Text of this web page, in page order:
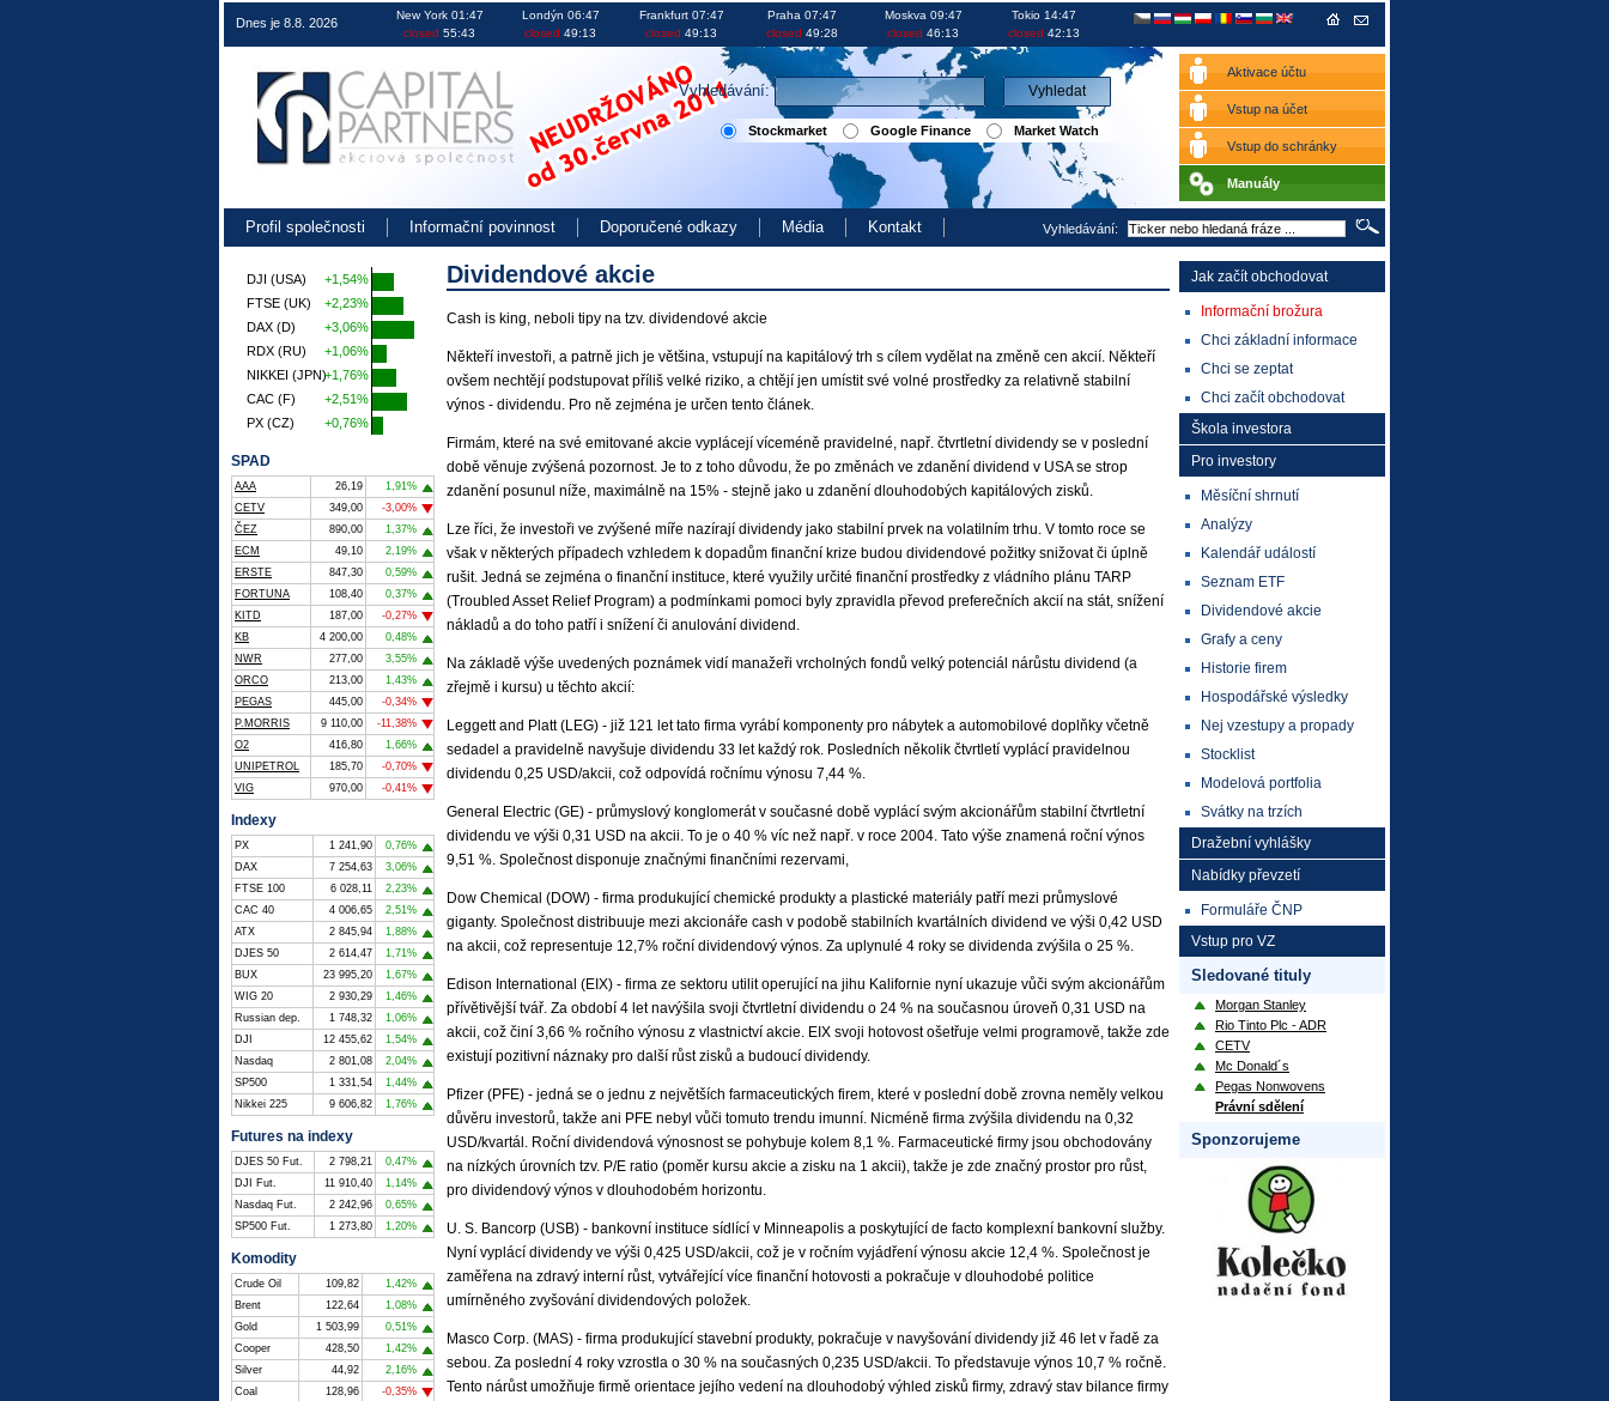
Obchodování na burze v ČR EU i USA investice akcie kurzy
Dividendové akcie
Cash is king, neboli tipy na tzv. dividendové akcie
Někteří investoři, a patrně jich je většina, vstupují na kapitálový trh s cílem vydělat na změně cen akcií. Někteří
ovšem nechtějí podstupovat příliš velké riziko, a chtějí jen umístit své volné prostředky za relativně stabilní
výnos - dividendu. Pro ně zejména je určen tento článek.
Firmám, které na své emitované akcie vyplácejí víceméně pravidelné, např. čtvrtletní dividendy se v poslední
době věnuje zvýšená pozornost. Je to z toho důvodu, že po změnách ve zdanění dividend v USA se strop
zdanění posunul níže, maximálně na 15% - stejně jako u zdanění dlouhodobých kapitálových zisků.
Lze říci, že investoři ve zvýšené míře nazírají dividendy jako stabilní prvek na volatilním trhu. V tomto roce se
však v některých případech vzhledem k dopadům finanční krize budou dividendové požitky snižovat či úplně
rušit. Jedná se zejména o finanční instituce, které využily určité finanční prostředky z vládního plánu TARP
(Troubled Asset Relief Program) a podmínkami pomoci byly zpravidla převod preferečních akcií na stát, snížení
nákladů a do toho patří i snížení či anulování dividend.
Na základě výše uvedených poznámek vidí manažeři vrcholných fondů velký potenciál nárůstu dividend (a
zřejmě i kursu) u těchto akcií:
Leggett and Platt (LEG) - již 121 let tato firma vyrábí komponenty pro nábytek a automobilové doplňky včetně
sedadel a pravidelně navyšuje dividendu 33 let každý rok. Posledních několik čtvrtletí vyplácí pravidelnou
dividendu 0,25 USD/akcii, což odpovídá ročnímu výnosu 7,44 %.
General Electric (GE) - průmyslový konglomerát v současné době vyplácí svým akcionářům stabilní čtvrtletní
dividendu ve výši 0,31 USD na akcii. To je o 40 % víc než např. v roce 2004. Tato výše znamená roční výnos
9,51 %. Společnost disponuje značnými finančními rezervami,
Dow Chemical (DOW) - firma produkující chemické produkty a plastické materiály patří mezi průmyslové
giganty. Společnost distribuuje mezi akcionáře cash v podobě stabilních kvartálních dividend ve výši 0,42 USD
na akcii, což representuje 12,7% roční dividendový výnos. Za uplynulé 4 roky se dividenda zvýšila o 25 %.
Edison International (EIX) - firma ze sektoru utilit operující na jihu Kalifornie nyní ukazuje vůči svým akcionářům
přívětivější tvář. Za období 4 let navýšila svoji čtvrtletní dividendu o 24 % na současnou úroveň 0,31 USD na
akcii, což činí 3,66 % ročního výnosu z vlastnictví akcie. EIX svoji hotovost ošetřuje velmi programově, takže zde
existují pozitivní náznaky pro další růst zisků a budoucí dividendy.
Pfizer (PFE) - jedná se o jednu z největších farmaceutických firem, které v poslední době zrovna neměly velkou
důvěru investorů, takže ani PFE nebyl vůči tomuto trendu imunní. Nicméně firma zvýšila dividendu na 0,32
USD/kvartál. Roční dividendová výnosnost se pohybuje kolem 8,1 %. Farmaceutické firmy jsou obchodovány
na nízkých úrovních tzv. P/E ratio (poměr kursu akcie a zisku na 1 akcii), takže je zde značný prostor pro růst,
pro dividendový výnos v dlouhodobém horizontu.
U. S. Bancorp (USB) - bankovní instituce sídlící v Minneapolis a poskytující de facto komplexní bankovní služby.
Nyní vyplácí dividendy ve výši 0,425 USD/akcii, což je v ročním vyjádření výnosu akcie 12,4 %. Společnost je
zaměřena na zdravý interní růst, vytvářející více finanční hotovosti a pokračuje v dlouhodobé politice
umírněného zvyšování dividendových položek.
Masco Corp. (MAS) - firma produkující stavební produkty, pokračuje v navyšování dividendy již 46 let v řadě za
sebou. Za poslední 4 roky vzrostla o 30 % na současných 0,235 USD/akcii. To představuje výnos 10,7 % ročně.
Tento nárůst umožňuje firmě orientace jejího vedení na dlouhodobý výhled zisků firmy, zdravý stav bilance firmy
DJI (USA)
FTSE (UK)
DAX (D)
RDX (RU)
NIKKEI (JPN)
CAC (F)
PX (CZ)
+1,54%
+2,23%
+3,06%
+1,06%
+1,76%
+2,51%
+0,76%
SPAD
AAA 26,19
1,91%
CETV
349,00
-3,00%
ČEZ
890,00
1,37%
ECM
49,10
2,19%
ERSTE
847,30
0,59%
FORTUNA
108,40
0,37%
KITD
187,00
-0,27%
KB
4 200,00
0,48%
NWR
277,00
3,55%
ORCO
213,00
1,43%
PEGAS
445,00
-0,34%
P.MORRIS
9 110,00
-11,38%
O2
416,80
1,66%
UNIPETROL
185,70
-0,70%
VIG
970,00 -0,41%
Indexy
PX 1 241,90
0,76%
DAX
7 254,63
3,06%
FTSE 100
6 028,11
2,23%
CAC 40
4 006,65
2,51%
ATX
2 845,94
1,88%
DJES 50
2 614,47
1,71%
BUX
23 995,20
1,67%
WIG 20
2 930,29
1,46%
Russian dep.
1 748,32
1,06%
DJI
12 455,62
1,54%
Nasdaq
2 801,08
2,04%
SP500
1 331,54
1,44%
Nikkei 225
9 606,82 1,76%
Futures na indexy
DJES 50 Fut. 2 798,21
0,47%
DJI Fut.
11 910,40
1,14%
Nasdaq Fut.
2 242,96
0,65%
SP500 Fut.
1 273,80 1,20%
Komodity
Crude Oil 109,82
1,42%
Brent
122,64
1,08%
Gold
1 503,99
0,51%
Cooper
428,50
1,42%
Silver
44,92
2,16%
Coal
128,96 -0,35%
Jak začít obchodovat
Informační brožura
Chci základní informace
Chci se zeptat
Chci začít obchodovat
Škola investora
Pro investory
Měsíční shrnutí
Analýzy
Kalendář událostí
Seznam ETF
Dividendové akcie
Grafy a ceny
Historie firem
Hospodářské výsledky
Nej vzestupy a propady
Stocklist
Modelová portfolia
Svátky na trzích
Dražební vyhlášky
Nabídky převzetí
Formuláře ČNP
Vstup pro VZ
Sledované tituly
Morgan Stanley
Rio Tinto Plc - ADR
CETV
Mc Donald´s
Pegas Nonwovens
Právní sdělení
Sponzorujeme
Dnes je 8.8. 2026
New York 01:47
closed 55:43
Londýn 06:47
closed 49:13
Frankfurt 07:47
closed 49:13
Praha 07:47
closed 49:28
Moskva 09:47
closed 46:13
Tokio 14:47
closed 42:13
Aktivace účtu
Vstup na účet
Vstup do schránky
Manuály
Vyhledávání:
Stockmarket Google Finance Market Watch
Profil společnosti Informační povinnost Doporučené odkazy Média Kontakt Vyhledávání: